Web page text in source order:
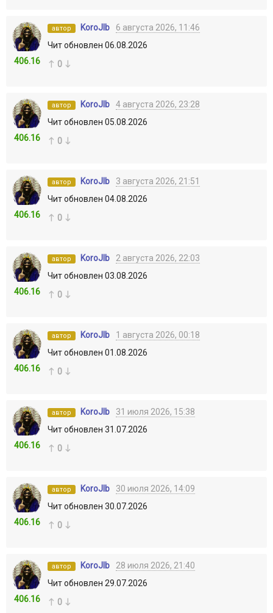
406.16
автор KoroJIb
6 августа 2026, 11:46
Чит обновлен 06.08.2026
0
406.16
автор KoroJIb
4 августа 2026, 23:28
Чит обновлен 05.08.2026
0
406.16
автор KoroJIb
3 августа 2026, 21:51
Чит обновлен 04.08.2026
0
406.16
автор KoroJIb
2 августа 2026, 22:03
Чит обновлен 03.08.2026
0
406.16
автор KoroJIb
1 августа 2026, 00:18
Чит обновлен 01.08.2026
0
406.16
автор KoroJIb
31 июля 2026, 15:38
Чит обновлен 31.07.2026
0
406.16
автор KoroJIb
30 июля 2026, 14:09
Чит обновлен 30.07.2026
0
406.16
автор KoroJIb
28 июля 2026, 21:40
Чит обновлен 29.07.2026
0